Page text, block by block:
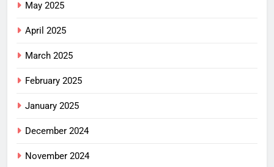
May 2025
April 2025
March 2025
February 2025
January 2025
December 2024
November 2024